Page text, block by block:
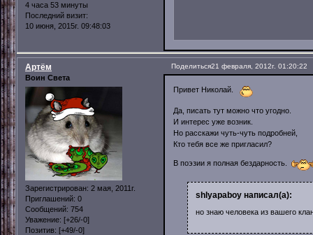
4 часа 53 минуты
Последний визит:
10 июня, 2015г. 09:48:03
Поделиться21 февраля, 2012г. 01:20:22
Артём
Воин Света
Зарегистрирован: 2 мая, 2011г.
Приглашений: 0
Сообщений: 754
Уважение: [+26/-0]
Позитив: [+49/-0]
Привет Николай.
Да, писать тут можно что угодно.
И интерес уже возник.
Но расскажи чуть-чуть подробней,
Кто тебя все же пригласил?
В поэзии я полная бездарность.
shlyapaboy написал(а):
но знаю человека из вашего